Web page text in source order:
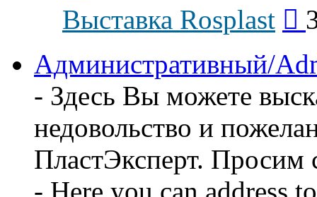
Выставка Rosplast
Административный/
- Здесь Вы можете
недовольство и
ПластЭксперт. Просим